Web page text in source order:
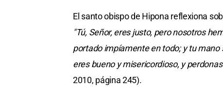
El santo obispo de Hipona reflexiona
"Tú, Señor, eres justo, pero nosotros
portado impíamente en todo; y tu mano
eres bueno y misericordioso, y
2010, página 245).